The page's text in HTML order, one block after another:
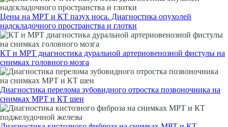
Цены на МРТ и КТ пазух носа. Диагностика опухолей
надскладочного пространства и глотки
КТ и МРТ диагностика дуральной артериовенозной фистулы на
снимках головного мозга
Диагностика перелома зубовидного отростка позвоночника на
снимках МРТ и КТ шеи